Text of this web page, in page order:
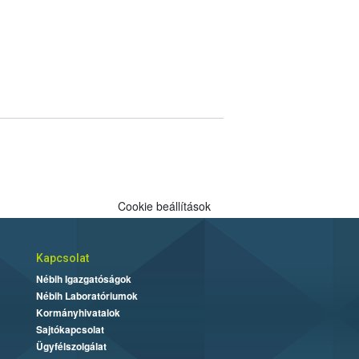
Cookie beállítások
Kapcsolat
Nébih Igazgatóságok
Nébih Laboratóriumok
Kormányhivatalok
Sajtókapcsolat
Ügyfélszolgálat